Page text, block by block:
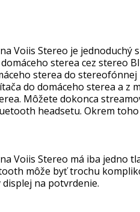
Voiis Stereo je jednoduchý
sterea cez stereo
sterea do stereofónnej
do domáceho sterea a z
Môžete dokonca
headsetu. Okrem
Voiis Stereo má iba jedno
môže byť trochu
na potvrdenie.